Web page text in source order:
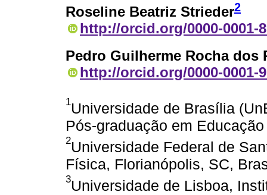
Roseline Beatriz Strieder2
http://orcid.org/0000-0001-
Pedro Guilherme Rocha dos
http://orcid.org/0000-0001-
1Universidade de Brasília
Pós-graduação em
2Universidade Federal de
Física, Florianópolis, SC,
3Universidade de Lisboa,